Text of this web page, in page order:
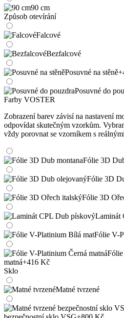
90 cm
Způsob otevírání
Falcové
Bezfalcové
Posuvné na stěně
Posuvné do
Farby VOSTER
Zobrazení barev závisí na nastavení
odpovídat skutečným vzorkům.
vždy porovnat se vzorníkem s
Fólie 3D
Fólie 3D
Fólie 3D
Laminát
Fólie V-
matná+416 Kč
Sklo
Matné tvrzené